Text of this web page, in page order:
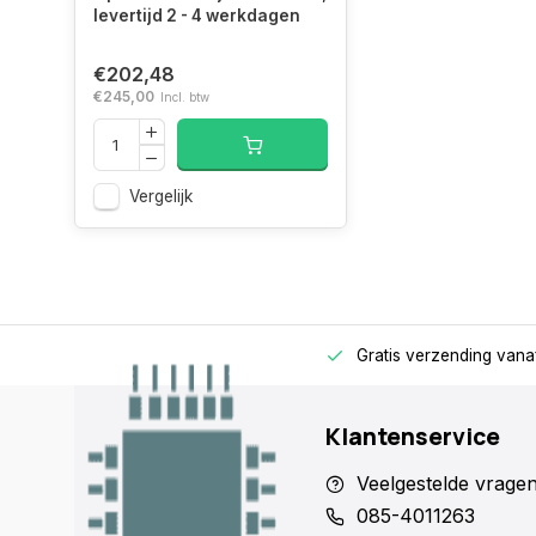
Geheugen
(max)
512 GB/s
Poorten & interfaces
Soort
poorten
HDMI versie
Aantal
DisplayPorts
3
levertijd 2 - 4 werkdagen
€202,48
€245,00 Incl. btw
Vergelijk
Gratis verzending
Klantenservice
Veelgestelde
085-4011263